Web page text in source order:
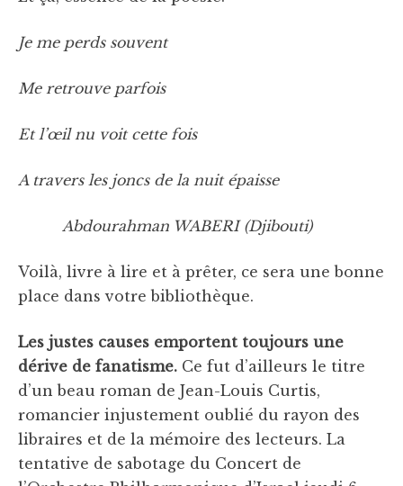
Je me perds souvent
Me retrouve parfois
Et l’œil nu voit cette fois
A travers les joncs de la nuit épaisse
Abdourahman WABERI (Djibouti)
Voilà, livre à lire et à prêter, ce sera une bonne
place dans votre bibliothèque.
Les justes causes emportent toujours une
dérive de fanatisme. Ce fut d’ailleurs le titre
d’un beau roman de Jean-Louis Curtis,
romancier injustement oublié du rayon des
libraires et de la mémoire des lecteurs. La
tentative de sabotage du Concert de